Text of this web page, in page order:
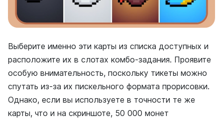
Выберите именно эти карты из списка доступных и
расположите их в слотах комбо-задания. Проявите
особую внимательность, поскольку тикеты можно
спутать из-за их пискельного формата прорисовки.
Однако, если вы используете в точности те же
карты, что и на скриншоте, 50 000 монет